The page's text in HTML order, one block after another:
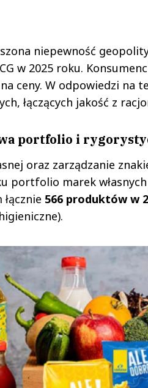
niepewność
w 2025 roku.
ceny. W odpowiedzi na
łączących jakość z
portfolio i
oraz zarządzanie
portfolio marek
566 produktów w